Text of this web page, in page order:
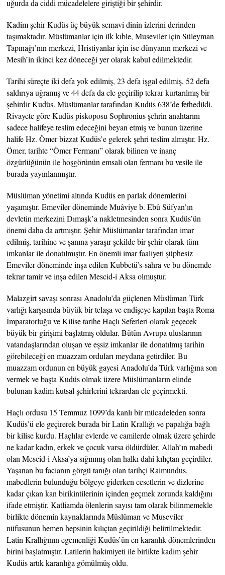
uğurda da ciddi mücadelelere giriştiği bir şehirdir.
Kadim şehir Kudüs üç büyük semavi dinin izlerini derinden
taşımaktadır. Müslümanlar için ilk kıble, Museviler için Süleyman
Tapınağı’nın merkezi, Hristiyanlar için ise dünyanın merkezi ve
Mesih’in ikinci kez döneceği yer olarak kabul edilmektedir.
Tarihi süreçte iki defa yok edilmiş, 23 defa işgal edilmiş, 52 defa
saldırıya uğramış ve 44 defa da ele geçirilip tekrar kurtarılmış bir
şehirdir Kudüs. Müslümanlar tarafından Kudüs 638’de fethedildi.
Rivayete göre Kudüs piskoposu Sophronius şehrin anahtarını
sadece halifeye teslim edeceğini beyan etmiş ve bunun üzerine
halife Hz. Ömer bizzat Kudüs’e gelerek şehri teslim almıştır. Hz.
Ömer, tarihte “Ömer Fermanı” olarak bilinen ve inanç
özgürlüğünün ile hoşgörünün emsali olan fermanı bu vesile ile
burada yayınlanmıştır.
Müslüman yönetimi altında Kudüs en parlak dönemlerini
yaşamıştır. Emeviler döneminde Muâviye b. Ebû Süfyan’ın
devletin merkezini Dımaşk’a nakletmesinden sonra Kudüs’ün
önemi daha da artmıştır. Şehir Müslümanlar tarafından imar
edilmiş, tarihine ve şanına yaraşır şekilde bir şehir olarak tüm
imkanlar ile donatılmıştır. En önemli imar faaliyeti şüphesiz
Emeviler döneminde inşa edilen Kubbetü’s-sahra ve bu dönemde
tekrar tamir ve inşa edilen Mescid-i Aksa olmuştur.
Malazgirt savaşı sonrası Anadolu’da güçlenen Müslüman Türk
varlığı karşısında büyük bir telaşa ve endişeye kapılan başta Roma
İmparatorluğu ve Kilise tarihe Haçlı Seferleri olarak geçecek
büyük bir girişimi başlatmış oldular. Bütün Avrupa uluslarının
vatandaşlarından oluşan ve eşsiz imkanlar ile donatılmış tarihin
görebileceği en muazzam orduları meydana getirdiler. Bu
muazzam ordunun en büyük gayesi Anadolu’da Türk varlığına son
vermek ve başta Kudüs olmak üzere Müslümanların elinde
bulunan kadim kutsal şehirlerini tekrardan ele geçirmekti.
Haçlı ordusu 15 Temmuz 1099’da kanlı bir mücadeleden sonra
Kudüs’ü ele geçirerek burada bir Latin Krallığı ve papalığa bağlı
bir kilise kurdu. Haçlılar evlerde ve camilerde olmak üzere şehirde
ne kadar kadın, erkek ve çocuk varsa öldürdüler. Allah’ın mabedi
olan Mescid-i Aksa’ya sığınmış olan halkı dahi kılıçtan geçirdiler.
Yaşanan bu facianın görgü tanığı olan tarihçi Raimundus,
mabedlerin bulunduğu bölgeye giderken cesetlerin ve dizlerine
kadar çıkan kan birikintilerinin içinden geçmek zorunda kaldığını
ifade etmiştir. Katliamda ölenlerin sayısı tam olarak bilinmemekle
birlikte dönemin kaynaklarında Müslüman ve Museviler
nüfusunun hemen hepsinin kılıçtan geçirildiği belirtilmektedir.
Latin Krallığının egemenliği Kudüs’ün en karanlık dönemlerinden
birini başlatmıştır. Latilerin hakimiyeti ile birlikte kadim şehir
Kudüs artık karanlığa gömülmüş oldu.